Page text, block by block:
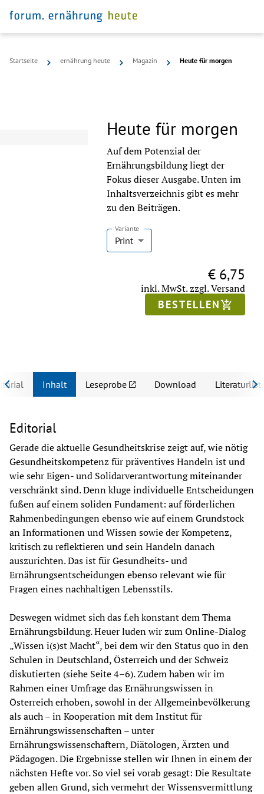
Startseite ernährung heute Magazin Heute für morgen
Heute für morgen
Auf dem Potenzial der
Ernährungsbildung liegt der
Fokus dieser Ausgabe. Unten im
Inhaltsverzeichnis gibt es mehr
zu den Beiträgen.
Variante
Print
€ 6,75
inkl. MwSt.zzgl. Versand
BESTELLEN
Inhalt Leseprobe Download
Editorial
Gerade die aktuelle Gesundheitskrise zeigt auf, wie nötig
Gesundheitskompetenz für präventives Handeln ist und
wie sehr Eigen- und Solidarverantwortung miteinander
verschränkt sind. Denn kluge individuelle Entscheidungen
fußen auf einem soliden Fundament: auf förderlichen
Rahmenbedingungen ebenso wie auf einem Grundstock
an Informationen und Wissen sowie der Kompetenz,
kritisch zu reflektieren und sein Handeln danach
auszurichten. Das ist für Gesundheits- und
Ernährungsentscheidungen ebenso relevant wie für
Fragen eines nachhaltigen Lebensstils.
Deswegen widmet sich das f.eh konstant dem Thema
Ernährungsbildung. Heuer luden wir zum Online-Dialog
„Wissen i(s)st Macht“, bei dem wir den Status quo in den
Schulen in Deutschland, Österreich und der Schweiz
diskutierten (siehe Seite 4–6). Zudem haben wir im
Rahmen einer Umfrage das Ernährungswissen in
Österreich erhoben, sowohl in der Allgemeinbevölkerung
als auch – in Kooperation mit dem Institut für
Ernährungswissenschaften – unter
Ernährungswissenschaftern, Diätologen, Ärzten und
Pädagogen. Die Ergebnisse stellen wir Ihnen in einem der
nächsten Hefte vor. So viel sei vorab gesagt: Die Resultate
geben allen Grund, sich vermehrt der Wissensvermittlung